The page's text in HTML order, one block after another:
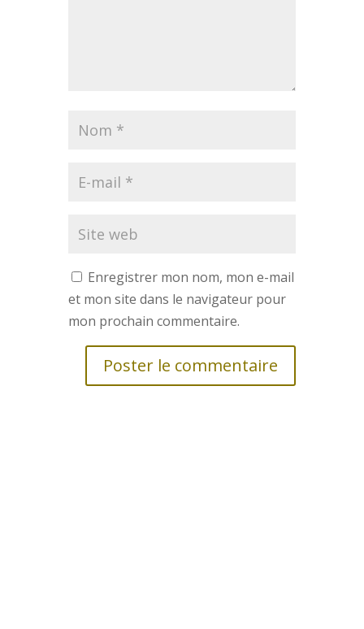
Enregistrer mon nom, mon e-mail
et mon site dans le navigateur pour
mon prochain commentaire.